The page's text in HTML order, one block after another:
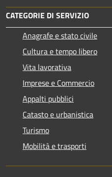
CATEGORIE DI SERVIZIO
Anagrafe e stato civile
Cultura e tempo libero
Vita lavorativa
Imprese e Commercio
Appalti pubblici
Catasto e urbanistica
Turismo
Mobilità e trasporti